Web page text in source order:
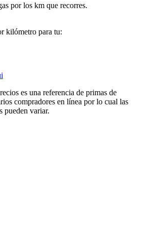
por los km que recorres.
kilómetro para tu:
es una referencia de primas de
compradores en línea por lo cual las
pueden variar.